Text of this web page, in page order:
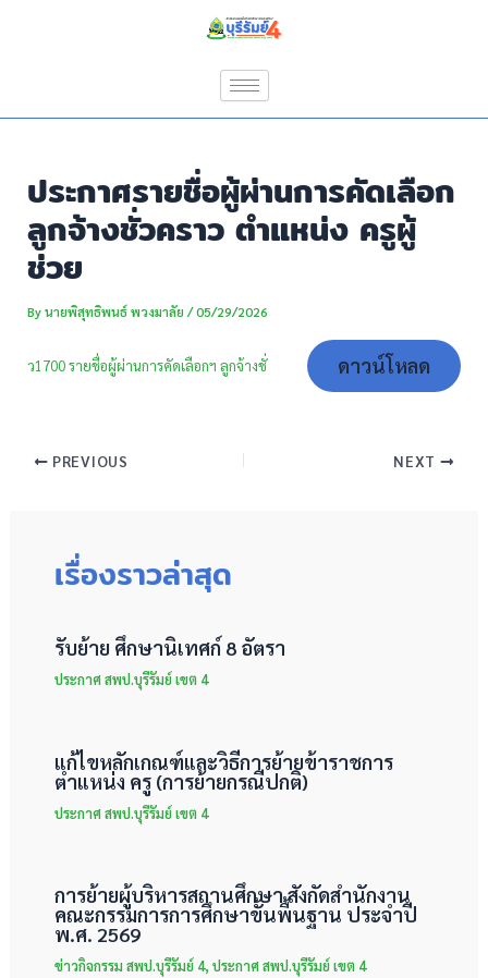
ประกาศรายชื่อผู้ผ่านการคัดเลือก
ลูกจ้างชั่วคราว ตำแหน่ง ครูผู้
ช่วย
Byนายพิสุทธิพนธ์ พวงมาลัย/05/29/2026
ว1700 รายชื่อผู้ผ่านการคัดเลือกฯ ลูกจ้างชั่ ดาวน์โหลด
PREVIOUS NEXT
เรื่องราวล่าสุด
รับย้าย ศึกษานิเทศก์ 8 อัตรา
ประกาศ สพป.บุรีรัมย์ เขต 4
แก้ไขหลักเกณฑ์และวิธีการย้ายข้าราชการ
ตำแหน่ง ครู (การย้ายกรณีปกติ)
ประกาศ สพป.บุรีรัมย์ เขต 4
การย้ายผู้บริหารสถานศึกษา สังกัดสำนักงาน
คณะกรรมการการศึกษาขั้นพื้นฐาน ประจำปี
พ.ศ. 2569
ข่าวกิจกรรม สพป.บุรีรัมย์ 4,ประกาศ สพป.บุรีรัมย์ เขต 4